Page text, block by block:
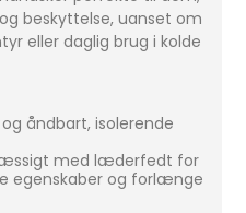
beskyttelse, uanset om
eller daglig brug i kolde
åndbart, isolerende
med læderfedt for
egenskaber og forlænge